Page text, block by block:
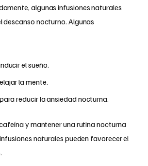
algunas infusiones naturales
descanso nocturno. Algunas
el sueño.
la mente.
reducir la ansiedad nocturna.
y mantener una rutina nocturna
naturales pueden favorecer el